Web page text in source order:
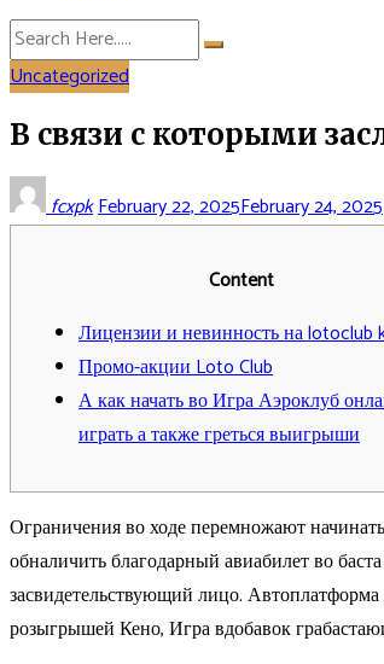
Uncategorized
В связи с которыми
fcxpkFebruary 22, 2025February 24, 2025
Content
Лицензии и невинность на lotoclub
Промо-акции Loto Club
А как начать во Игра Аэроклуб
играть а также греться выигрыши
Ограничения во ходе перемножают
обналичить благодарный авиабилет во
засвидетельствующий лицо.Автоплатформа
розыгрышей Кено, Игра вдобавок